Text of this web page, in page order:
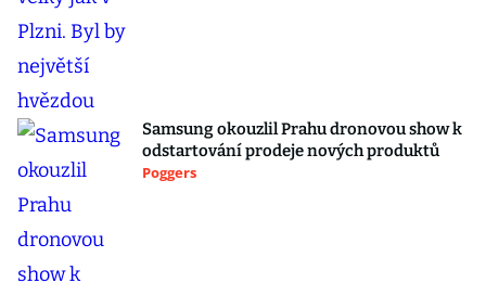
Samsung okouzlil Prahu dronovou show k
odstartování prodeje nových produktů
Poggers